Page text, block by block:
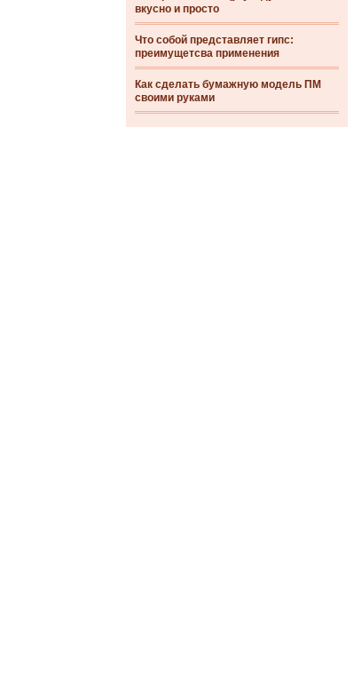
вкусно и просто
Что собой представляет гипс:
преимущетсва применения
Как сделать бумажную модель ПМ
своими руками